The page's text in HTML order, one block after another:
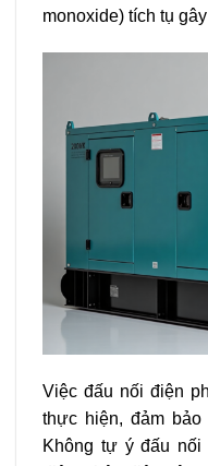
monoxide) tích tụ
Việc đấu nối điện
thực hiện, đảm
Không tự ý đấu